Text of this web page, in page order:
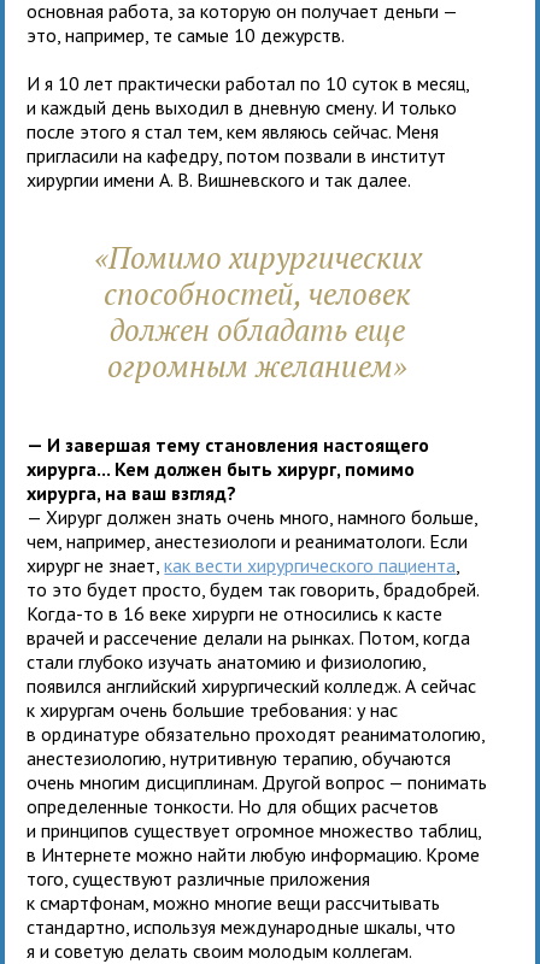
основная работа, за которую он получает деньги —
это, например, те самые 10 дежурств.
И я 10 лет практически работал по 10 суток в месяц,
и каждый день выходил в дневную смену. И только
после этого я стал тем, кем являюсь сейчас. Меня
пригласили на кафедру, потом позвали в институт
хирургии имени А. В. Вишневского и так далее.
«Помимо хирургических
способностей, человек
должен обладать еще
огромным желанием»
— И завершая тему становления настоящего
хирурга... Кем должен быть хирург, помимо
хирурга, на ваш взгляд?
— Хирург должен знать очень много, намного больше,
чем, например, анестезиологи и реаниматологи. Если
хирург не знает,как вести хирургического пациента
то это будет просто, будем так говорить, брадобрей.
Когда-то в 16 веке хирурги не относились к касте
врачей и рассечение делали на рынках. Потом, когда
стали глубоко изучать анатомию и физиологию,
появился английский хирургический колледж. А сейчас
к хирургам очень большие требования: у нас
в ординатуре обязательно проходят реаниматологию,
анестезиологию, нутритивную терапию, обучаются
очень многим дисциплинам. Другой вопрос — понимать
определенные тонкости. Но для общих расчетов
и принципов существует огромное множество таблиц,
в Интернете можно найти любую информацию. Кроме
того, существуют различные приложения
к смартфонам, можно многие вещи рассчитывать
стандартно, используя международные шкалы, что
я и советую делать своим молодым коллегам.